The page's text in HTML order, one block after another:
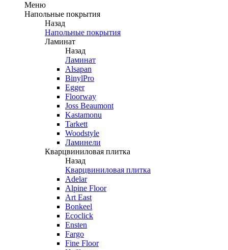
Меню
Напольные покрытия
Назад
Напольные покрытия
Ламинат
Назад
Ламинат
Alsapan
BinylPro
Egger
Floorway
Joss Beaumont
Kastamonu
Tarkett
Woodstyle
Ламинели
Кварцвиниловая плитка
Назад
Кварцвиниловая плитка
Adelar
Alpine Floor
Art East
Bonkeel
Ecoclick
Ensten
Fargo
Fine Floor